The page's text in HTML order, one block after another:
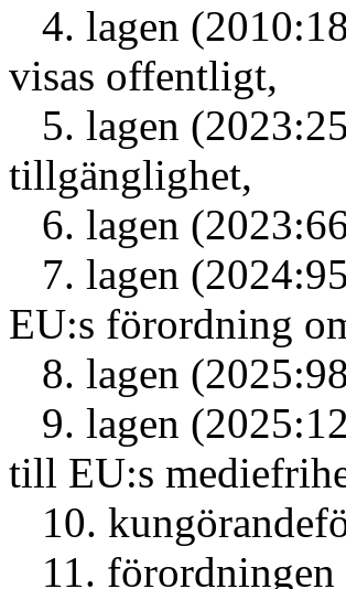
4. lagen
visas offentligt,
5. lagen
tillgänglighet,
6. lagen
7. lagen
EU:s förordning
8. lagen
9. lagen
till EU:s
10.
11. förordningen